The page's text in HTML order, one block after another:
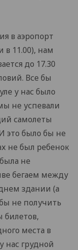
в аэропорт
в 11.00), нам
до 17.30
Все бы
у нас было
не успевали
самолеты
это было бы не
не был ребенок
не
бегаем между
здании (а
не получить
билетов,
места в
нас грудной